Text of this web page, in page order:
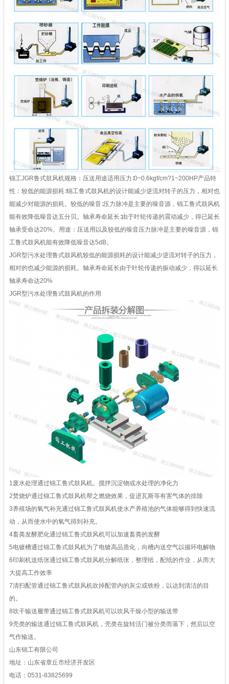
锦工JGR鲁式鼓风机规格：压送用途适用压力∶0~0.6kgf/cm?1~200HP产品特
性：较低的能源损耗∶锦工鲁式鼓风机的设计能减少逆流对转子的压力，相对也
能减少对能源的损耗。较低的噪音∶压力脉冲是主要的噪音源，锦工鲁式鼓风机
能有效降低噪音达五分贝。轴承寿命延长∶由于叶轮传递的震动减少，得已延长
轴承受命达20%。用途：压送用以及较低的噪音压力脉冲是主要的噪音源，锦
工鲁式鼓风机能有效降低噪音达5dB。
JGR型污水处理鲁式鼓风机较低的能源损耗的设计能减少逆流对转子的压力，
相对的也减少能源的损耗。轴承寿命延长由于叶轮传递的振动减少，得以延长
轴承寿命达20%
JGR型污水处理鲁式鼓风机的作用
1废水处理通过锦工鲁式鼓风机。搅拌沉淀物或水处理的净化力
2焚烧炉通过锦工鲁式鼓风机帮之燃烧效果，促进瓦斯等有害气体的排除
3养殖场的氧气补充通过锦工鲁式鼓风机使水产养殖池的气体能够得到快速流
动，从而使水中的氧气得到补充。
4畜粪发酵肥化通过锦工鲁式鼓风机可以加速畜粪的发酵
5电镀槽通过锦工鲁式鼓风机为了电镀高品质化，向槽内送空气以循环电解物
6印刷机送纸张通过锦工鲁式鼓风机分解纸张，整理纸，配纸的作业，从而大
大提高工作效率
7清扫配管通过锦工鲁式鼓风机吹掉配管内的灰尘或铁粉，以达到清洁的目
的。
8吹干输送履带通过锦工鲁式鼓风机可以吹风干燥小型的输送带
9壳类的输送通过锦工鲁式鼓风机，壳类在旋转活门被分类而落下，然后以空
气作输送。
山东锦工有限公司
地址：山东省章丘市经济开发区
电话：0531-83825699